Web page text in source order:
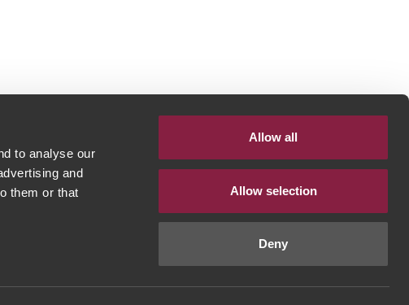
to analyse our
and
them or that
Allow all
Allow selection
Deny